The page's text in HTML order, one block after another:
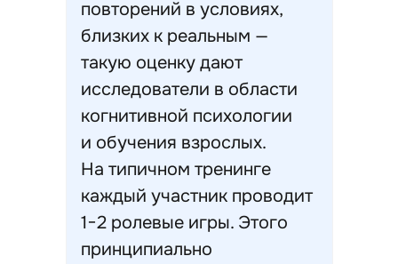
повторений в условиях,
близких к реальным —
такую оценку дают
исследователи в области
когнитивной психологии
и обучения взрослых.
На типичном тренинге
каждый участник проводит
1−2 ролевые игры. Этого
принципиально